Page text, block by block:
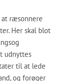
at ræsonnere
Her skal blot
udnyttes
til at lede
og forøger